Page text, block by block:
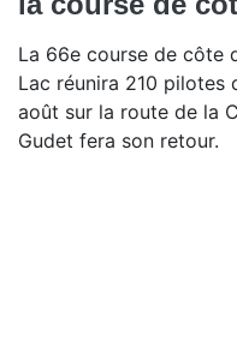
La 66e course de côte
Lac réunira 210 pilotes
août sur la route de la
Gudet fera son retour.